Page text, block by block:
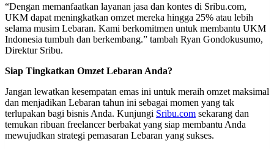
“Dengan memanfaatkan layanan jasa dan kontes di Sribu.com,
UKM dapat meningkatkan omzet mereka hingga 25% atau lebih
selama musim Lebaran. Kami berkomitmen untuk membantu UKM
Indonesia tumbuh dan berkembang.” tambah Ryan Gondokusumo,
Direktur Sribu.
Siap Tingkatkan Omzet Lebaran Anda?
Jangan lewatkan kesempatan emas ini untuk meraih omzet maksimal
dan menjadikan Lebaran tahun ini sebagai momen yang tak
terlupakan bagi bisnis Anda. Kunjungi Sribu.com sekarang dan
temukan ribuan freelancer berbakat yang siap membantu Anda
mewujudkan strategi pemasaran Lebaran yang sukses.